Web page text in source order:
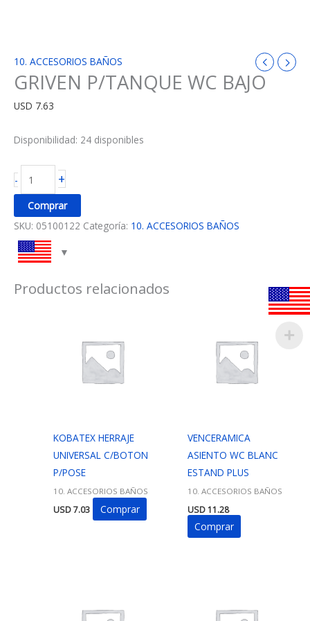
10. ACCESORIOS BAÑOS
GRIVEN P/TANQUE WC BAJO
USD 7.63
Disponibilidad: 24 disponibles
- +
Comprar
SKU: 05100122 Categoría: 10. ACCESORIOS BAÑOS
Productos relacionados
KOBATEX HERRAJE
UNIVERSAL C/BOTON
P/POSE
10. ACCESORIOS BAÑOS
USD7.03 Comprar
VENCERAMICA
ASIENTO WC BLANC
ESTAND PLUS
10. ACCESORIOS BAÑOS
USD11.28
Comprar